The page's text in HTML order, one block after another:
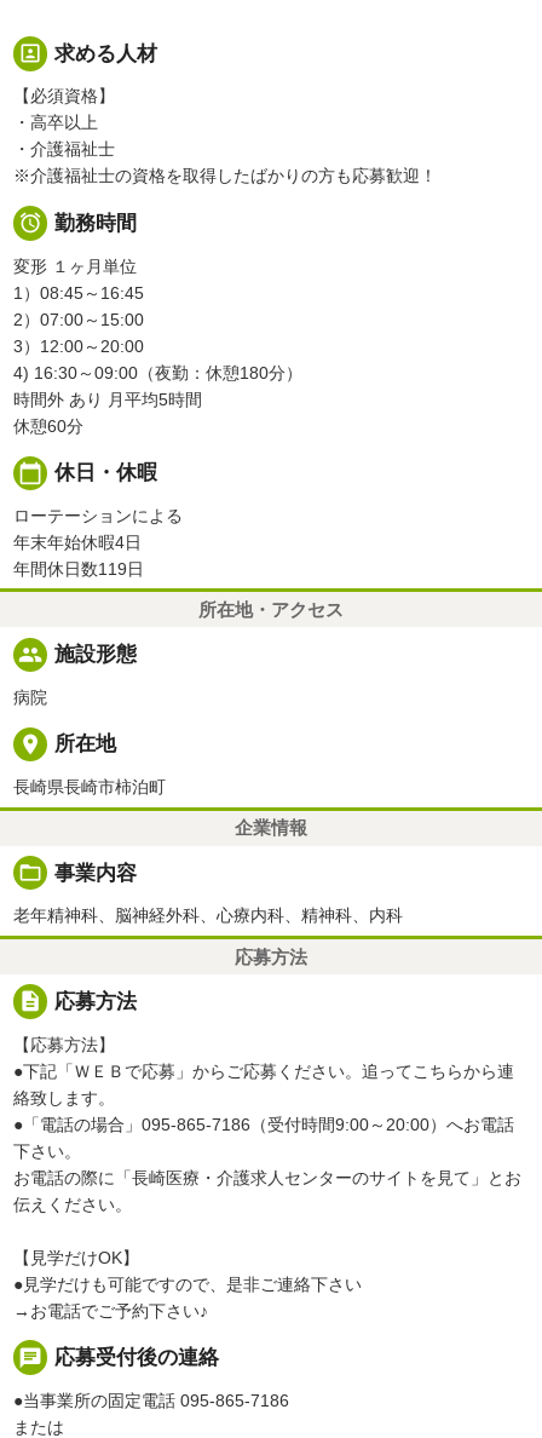
portrait 求める人材
【必須資格】
・高卒以上
・介護福祉士
※介護福祉士の資格を取得したばかりの方も応募歓迎！
 勤務時間
変形 １ヶ月単位
1）08:45～16:45
2）07:00～15:00
3）12:00～20:00
4) 16:30～09:00（夜勤：休憩180分）
時間外 あり 月平均5時間
休憩60分
calendar_today 休日・休暇
ローテーションによる
年末年始休暇4日
年間休日数119日
所在地・アクセス
people 施設形態
病院
place 所在地
長崎県長崎市柿泊町
企業情報
folder_open 事業内容
老年精神科、脳神経外科、心療内科、精神科、内科
応募方法
description 応募方法
【応募方法】
●下記「ＷＥＢで応募」からご応募ください。追ってこちらから連
絡致します。
●「電話の場合」095-865-7186（受付時間9:00～20:00）へお電話
下さい。
お電話の際に「長崎医療・介護求人センターのサイトを見て」とお
伝えください。
【見学だけOK】
●見学だけも可能ですので、是非ご連絡下さい
→お電話でご予約下さい♪
chat 応募受付後の連絡
●当事業所の固定電話 095-865-7186
または